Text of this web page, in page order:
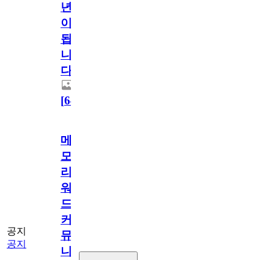
년
이
됩
니
다.
[64
공지
공지
메
모
리
워
드
커
뮤
니